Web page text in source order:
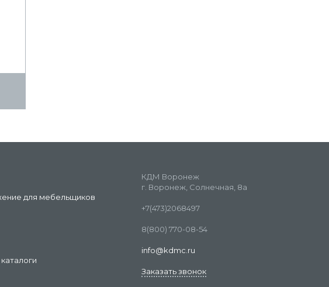
для мебельщиков
КДМ Воронеж
г. Воронеж, Солнечная, 8а
+7(473)2068497
8(800) 770-08-54
info@kdmc.ru
Заказать звонок